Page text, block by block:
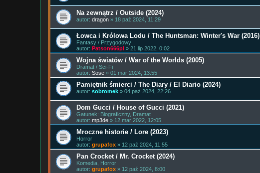
Na zewnątrz / Outside (2024)
autor: dragon » 18 paź 2024, 11:29
Łowca i Królowa Lodu / The Huntsman: Winter's War (2016)
Fantasy / Przygodowy
autor: Patson666pl » 21 lip 2022, 0:02
Wojna światów / War of the Worlds (2005)
Dramat / Sci-Fi
autor: Sose » 01 mar 2024, 13:55
Pamiętnik śmierci / The Diary / El Diario (2024)
autor: sobromek » 04 paź 2024, 22:26
Dom Gucci / House of Gucci (2021)
Gatunek: Biograficzny, Dramat
autor: mp3de » 12 mar 2022, 12:05
Mroczne historie / Lore (2023)
Horror
autor: grupafox » 12 paź 2024, 11:55
Pan Crocket / Mr. Crocket (2024)
Komedia, Horror
autor: grupafox » 12 paź 2024, 8:00